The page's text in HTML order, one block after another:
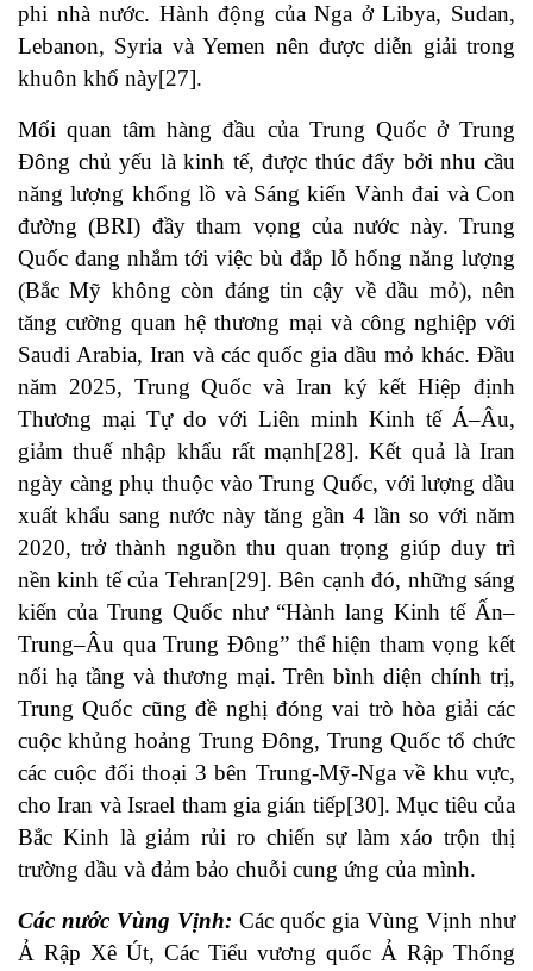
phi nhà nước. Hành động của Nga ở Libya, Sudan,
Lebanon, Syria và Yemen nên được diễn giải trong
khuôn khổ này[27].
Mối quan tâm hàng đầu của Trung Quốc ở Trung
Đông chủ yếu là kinh tế, được thúc đẩy bởi nhu cầu
năng lượng khổng lồ và Sáng kiến Vành đai và Con
đường (BRI) đầy tham vọng của nước này. Trung
Quốc đang nhắm tới việc bù đắp lỗ hổng năng lượng
(Bắc Mỹ không còn đáng tin cậy về dầu mỏ), nên
tăng cường quan hệ thương mại và công nghiệp với
Saudi Arabia, Iran và các quốc gia dầu mỏ khác. Đầu
năm 2025, Trung Quốc và Iran ký kết Hiệp định
Thương mại Tự do với Liên minh Kinh tế Á–Âu,
giảm thuế nhập khẩu rất mạnh[28]. Kết quả là Iran
ngày càng phụ thuộc vào Trung Quốc, với lượng dầu
xuất khẩu sang nước này tăng gần 4 lần so với năm
2020, trở thành nguồn thu quan trọng giúp duy trì
nền kinh tế của Tehran[29]. Bên cạnh đó, những sáng
kiến của Trung Quốc như “Hành lang Kinh tế Ấn–
Trung–Âu qua Trung Đông” thể hiện tham vọng kết
nối hạ tầng và thương mại. Trên bình diện chính trị,
Trung Quốc cũng đề nghị đóng vai trò hòa giải các
cuộc khủng hoảng Trung Đông, Trung Quốc tổ chức
các cuộc đối thoại 3 bên Trung-Mỹ-Nga về khu vực,
cho Iran và Israel tham gia gián tiếp[30]. Mục tiêu của
Bắc Kinh là giảm rủi ro chiến sự làm xáo trộn thị
trường dầu và đảm bảo chuỗi cung ứng của mình.
Các nước Vùng Vịnh: Các quốc gia Vùng Vịnh như
Ả Rập Xê Út, Các Tiểu vương quốc Ả Rập Thống